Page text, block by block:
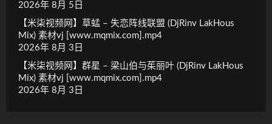
2026年 8月 5日
【米柒视频网】草蜢 – 失恋阵线联盟 (DjRinv LakHous
Mix) 素材vj [www.mqmix.com].mp4
2026年 8月 3日
【米柒视频网】群星 – 梁山伯与茱丽叶 (DjRinv LakHous
Mix) 素材vj [www.mqmix.com].mp4
2026年 8月 3日